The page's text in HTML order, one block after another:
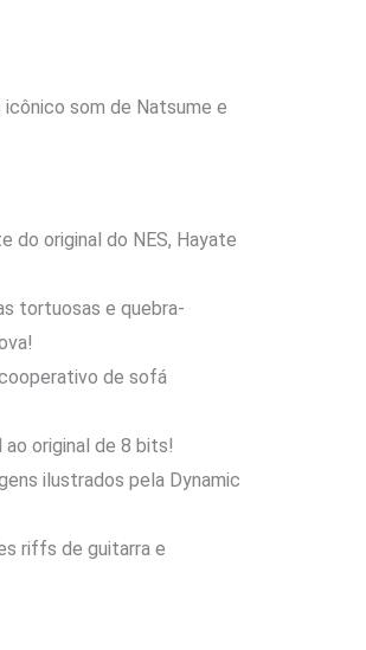
som de Natsume e
do original do NES, Hayate
tortuosas e quebra-
de sofá
original de 8 bits!
ilustrados pela Dynamic
riffs de guitarra e